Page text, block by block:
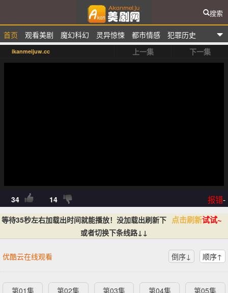
爱看美剧网
首页 观看美剧 魔幻科幻 灵异惊悚 都市情感
犯罪历史
排行榜
搜索
ikanmeijuw.cc 上一集 下一集
34 14 报错-
等待35秒左右加载出时间就能播放！没加载出刷新下 点击刷新试试~
或者切换下条线路↓↓
优酷云在线观看 倒序↓ 顺序↑
第01集 第02集 第03集 第04集
第05集